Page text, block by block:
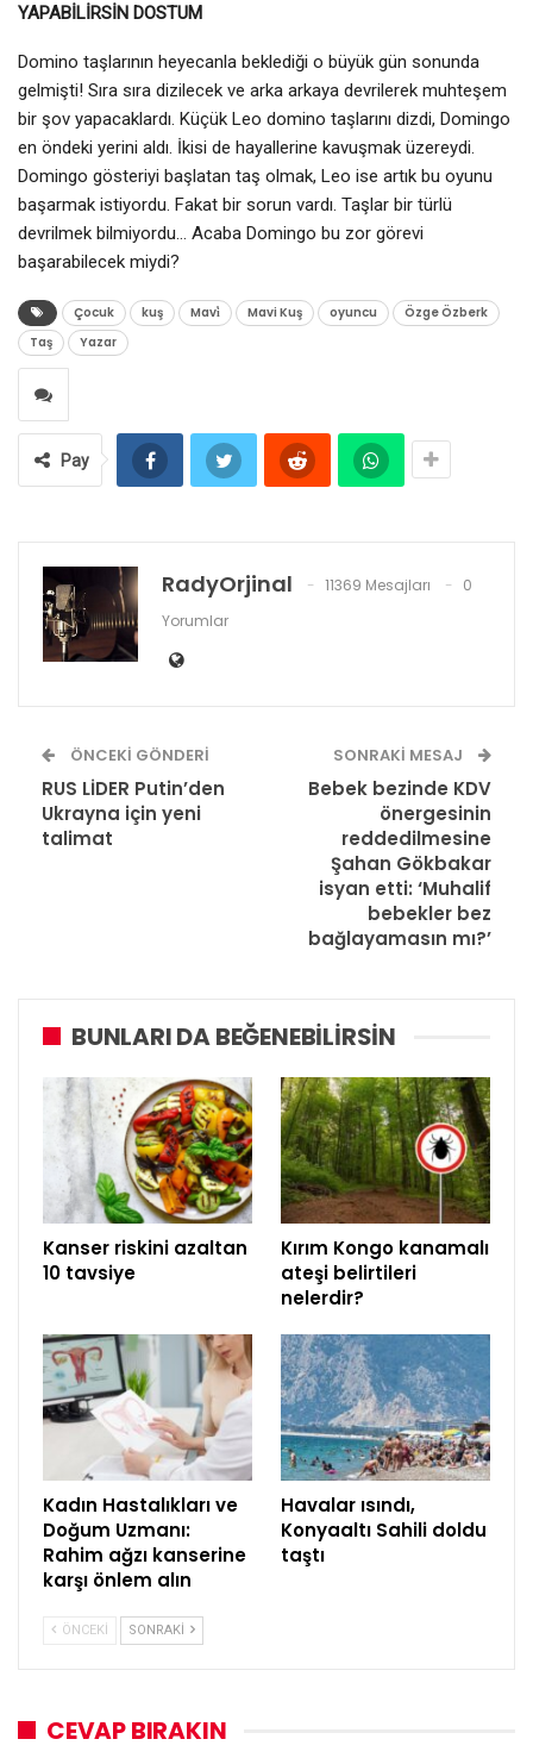
YAPABİLİRSİN DOSTUM
Domino taşlarının heyecanla beklediği o büyük gün sonunda
gelmişti! Sıra sıra dizilecek ve arka arkaya devrilerek muhteşem
bir şov yapacaklardı. Küçük Leo domino taşlarını dizdi, Domingo
en öndeki yerini aldı. İkisi de hayallerine kavuşmak üzereydi.
Domingo gösteriyi başlatan taş olmak, Leo ise artık bu oyunu
başarmak istiyordu. Fakat bir sorun vardı. Taşlar bir türlü
devrilmek bilmiyordu… Acaba Domingo bu zor görevi
başarabilecek miydi?
Çocuk kuş Mavi̇ Mavi Kuş oyuncu
Özge Özberk
Taş
Yazar
Pay
RadyOrjinal 11369 Mesajları
0
Yorumlar
ÖNCEKI GÖNDERI
RUS LİDER Putin’den
Ukrayna için yeni
talimat
SONRAKI MESAJ
Bebek bezinde KDV
önergesinin
reddedilmesine
Şahan Gökbakar
isyan etti: ‘Muhalif
bebekler bez
bağlayamasın mı?’
BUNLARI DA BEĞENEBILIRSIN
Kanser riskini azaltan
10 tavsiye
Kırım Kongo kanamalı
ateşi belirtileri
nelerdir?
Kadın Hastalıkları ve
Doğum Uzmanı:
Rahim ağzı kanserine
karşı önlem alın
Havalar ısındı,
Konyaaltı Sahili doldu
taştı
ÖNCEKI SONRAKI
CEVAP BIRAKIN